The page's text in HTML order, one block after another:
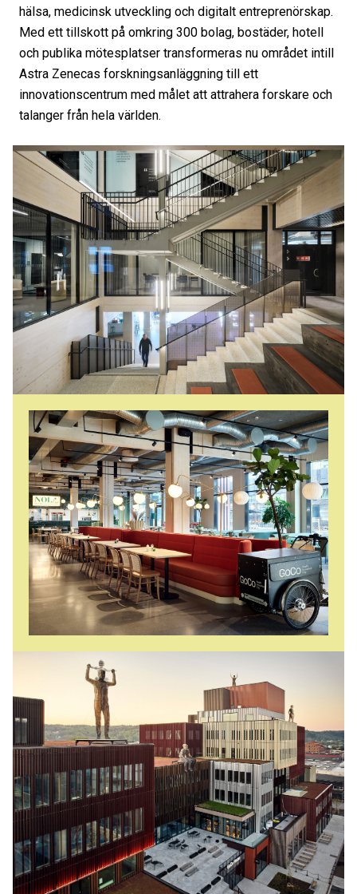
hälsa, medicinsk utveckling och digitalt entreprenörskap.
Med ett tillskott på omkring 300 bolag, bostäder, hotell
och publika mötesplatser transformeras nu området intill
Astra Zenecas forskningsanläggning till ett
innovationscentrum med målet att attrahera forskare och
talanger från hela världen.